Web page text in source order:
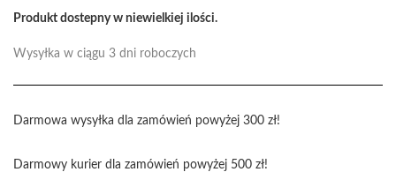
Produkt dostepny w niewielkiej ilości.
Wysyłka w ciągu 3 dni roboczych
Darmowa wysyłka dla zamówień powyżej 300 zł!
Darmowy kurier dla zamówień powyżej 500 zł!